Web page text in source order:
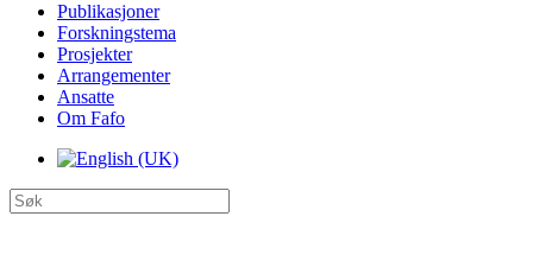
Publikasjoner
Forskningstema
Prosjekter
Arrangementer
Ansatte
Om Fafo